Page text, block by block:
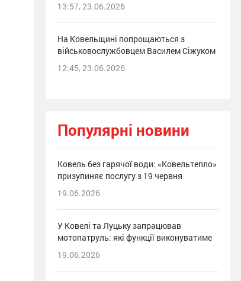
13:57, 23.06.2026
На Ковельщині попрощаються з
військовослужбовцем Василем Сіжуком
12:45, 23.06.2026
Популярні новини
Ковель без гарячої води: «Ковельтепло»
призупиняє послугу з 19 червня
19.06.2026
У Ковелі та Луцьку запрацював
мотопатруль: які функції виконуватиме
19.06.2026